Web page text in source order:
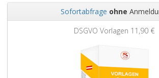
zu
25 000 Euro,
im
bis
50 000 Euro,
Sofortabfrage ohne
DSGVO Vorlagen 11,90 €